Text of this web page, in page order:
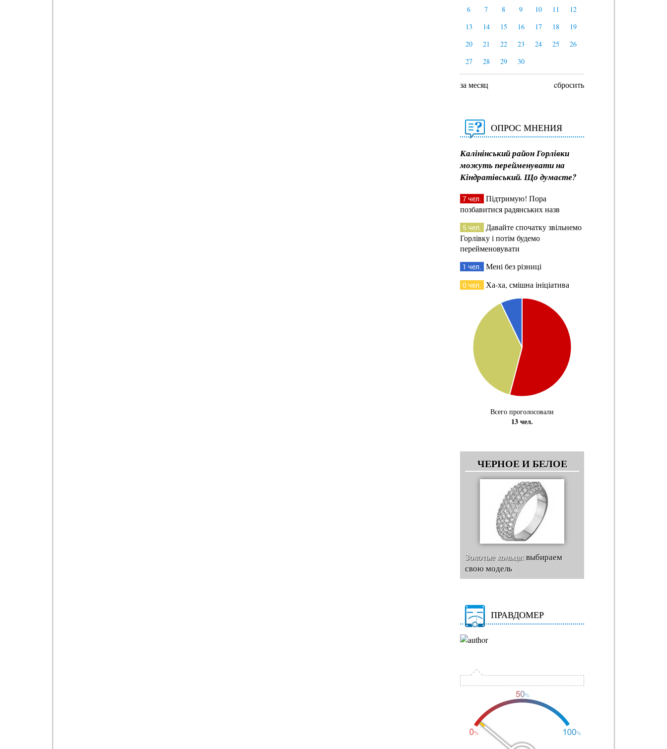
6
7 8 9 10 11
12
13
14 15 16 17 18
19
20
21 22 23 24 25
26
27
28 29 30
за месяц cбросить
ОПРОС МНЕНИЯ
Калінінський район Горлівки
можуть перейменувати на
Кіндратівський. Що думаєте?
7 чел. Підтримую! Пора
позбавитися радянських назв
5 чел. Давайте спочатку звільнемо
Горлівку і потім будемо
перейменовувати
1 чел. Мені без різниці
0 чел. Ха-ха, смішна ініціатива
Всего проголосовали
13 чел.
ЧЕРНОЕ И БЕЛОЕ
Золотые кольца:выбираем
свою модель
ПРАВДОМЕР